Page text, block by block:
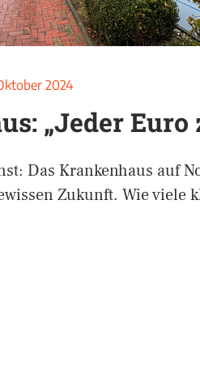
2024
„Jeder Euro
Das Krankenhaus auf
Zukunft. Wie viele